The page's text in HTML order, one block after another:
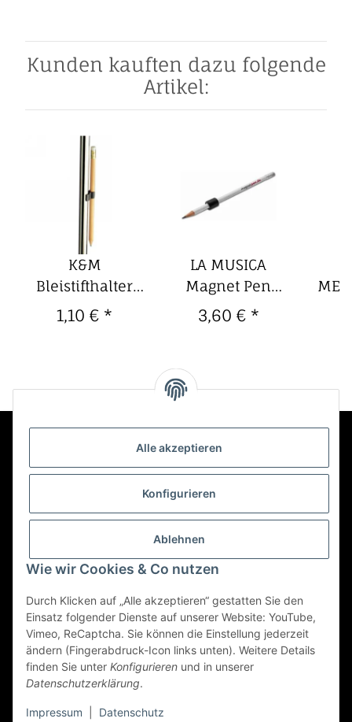
Alle akzeptieren
Konfigurieren
Ablehnen
Wie wir Cookies & Co nutzen
Durch Klicken auf „Alle akzeptieren“ gestatten Sie den
Einsatz folgender Dienste auf unserer Website: YouTube,
Vimeo, ReCaptcha. Sie können die Einstellung jederzeit
ändern (Fingerabdruck-Icon links unten). Weitere Details
finden Sie unter Konfigurieren und in unserer
Datenschutzerklärung.
Impressum Datenschutz
Kunden kauften dazu folgende
Artikel:
K&M
Bleistifthalter
16092 Plastik
d=13-15mm
1,10 € *
LA MUSICA
Magnet Pen
Magnetstift
magnetische
inkl. Bleistift
3,60 € *
Informationen
Mehr über
Vertrag widerrufen
* Alle Preise inkl. gesetzlicher USt., zzgl.